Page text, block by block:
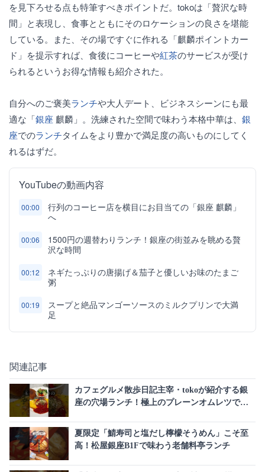
を見下ろせる点も特筆すべきポイントだ。tokoは「贅沢な時
間」と表現し、食事とともにそのロケーションの良さを堪能
している。また、その場ですぐに作れる「麒麟ポイントカー
ド」を提示すれば、食後にコーヒーや紅茶のサービスが受け
られるというお得な情報も紹介された。
自分へのご褒美ランチや大人デート、ビジネスシーンにも最
適な「銀座 麒麟」。洗練された空間で味わう本格中華は、 銀
座でのランチタイムをより豊かで満足度の高いものにしてく
れるはずだ。
YouTubeの動画内容
00:00
行列のコーヒー店を横目にお目当ての「銀座 麒麟」
へ
00:06
1500円の週替わりランチ！銀座の街並みを眺める贅
沢な時間
00:12
ネギたっぷりの唐揚げ＆茄子と優しいお味のたまご
粥
00:19
スープと絶品マンゴーソースのミルクプリンで大満
足
関連記事
カフェグルメ散歩日記主宰・tokoが紹介する銀
座の穴場ランチ！極上のプレーンオムレツで上
夏限定「鯖寿司と塩だし檸檬そうめん」こそ至
高！松屋銀座B1Fで味わう老舗料亭ランチ